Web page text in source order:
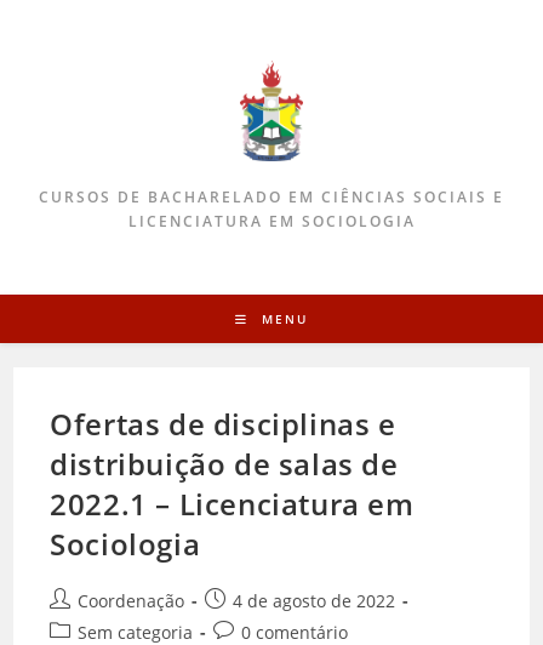
CURSOS DE BACHARELADO EM CIÊNCIAS SOCIAIS E
LICENCIATURA EM SOCIOLOGIA
MENU
Ofertas de disciplinas e
distribuição de salas de
2022.1 – Licenciatura em
Sociologia
Coordenação
4 de agosto de 2022
Sem categoria
0 comentário